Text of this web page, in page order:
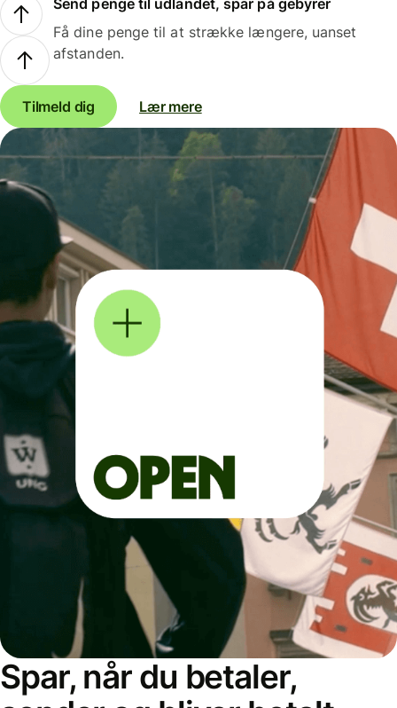
Send penge til udlandet, spar på gebyrer
Få dine penge til at strække længere, uanset
afstanden.
Tilmeld dig Lær mere
Spar, når du betaler,